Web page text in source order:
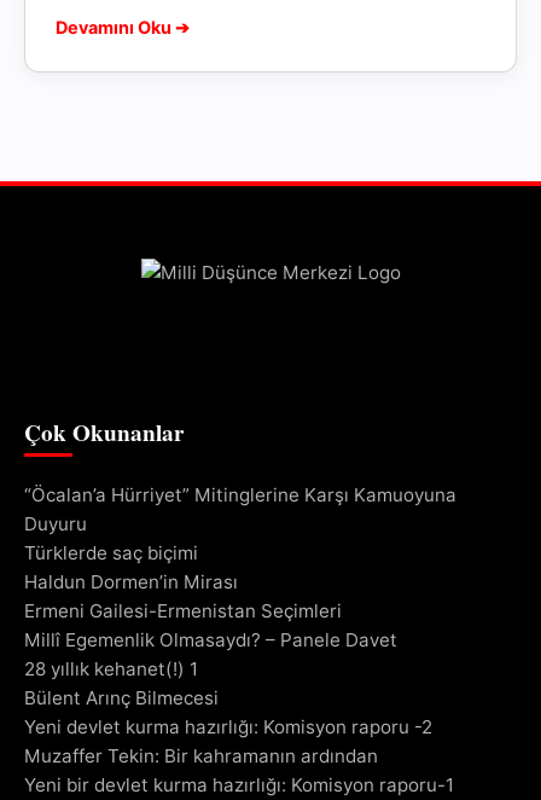
saygı duyarak elde...
Devamını Oku ➔
Çok Okunanlar
“Öcalan’a Hürriyet” Mitinglerine Karşı Kamuoyuna
Duyuru
Türklerde saç biçimi
Haldun Dormen’in Mirası
Ermeni Gailesi-Ermenistan Seçimleri
Millî Egemenlik Olmasaydı? – Panele Davet
28 yıllık kehanet(!) 1
Bülent Arınç Bilmecesi
Yeni devlet kurma hazırlığı: Komisyon raporu -2
Muzaffer Tekin: Bir kahramanın ardından
Yeni bir devlet kurma hazırlığı: Komisyon raporu-1